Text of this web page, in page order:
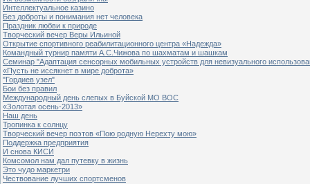
Интеллектуальное казино
Без доброты и понимания нет человека
Праздник любви к природе
Творческий вечер Веры Ильиной
Открытие спортивного реабилитационного центра «Надежда»
Командный турнир памяти А.С.Чижова по шахматам и шашкам
Семинар "Адаптация сенсорных мобильных устройств для невизуального
«Пусть не иссякнет в мире доброта»
"Гордиев узел"
Бои без правил
Международный день слепых в Буйской МО ВОС
«Золотая осень-2013»
Наш день
Тропинка к солнцу
Творческий вечер поэтов «Пою родную Нерехту мою»
Поддержка предприятия
И снова КИСИ
Комсомол нам дал путевку в жизнь
Это чудо маркетри
Чествование лучших спортсменов